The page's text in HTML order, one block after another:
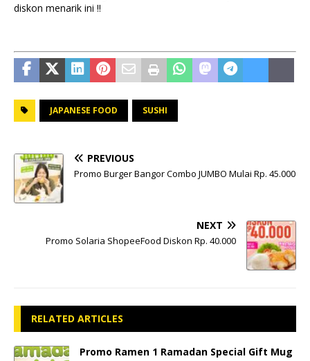
diskon menarik ini !!
JAPANESE FOOD SUSHI
PREVIOUS
Promo Burger Bangor Combo JUMBO Mulai Rp. 45.000
NEXT
Promo Solaria ShopeeFood Diskon Rp. 40.000
RELATED ARTICLES
Promo Ramen 1 Ramadan Special Gift Mug